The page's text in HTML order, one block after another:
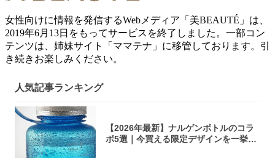
女性向けに情報を発信するWebメディア「美BEAUTÉ」は、
2019年6月13日をもってサービスを終了しました。一部コン
テンツは、姉妹サイト「ママテナ」に移管しております。引
き続きお楽しみください。
人気記事ランキング
【2026年最新】ナルゲンボトルのコラ
ボ5選｜今買える限定デザインを一挙紹